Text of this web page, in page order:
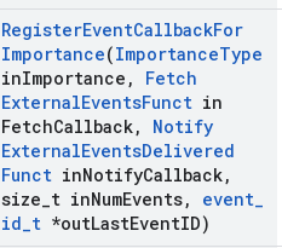
RegisterEventCallbackFor
Importance(ImportanceType
inImportance ,
Fetch
ExternalEventsFunct in
FetchCallback,
Notify
ExternalEventsDelivered
Funct inNotifyCallback,
size t inNumEvents, event_
id_t *outLastEventID)